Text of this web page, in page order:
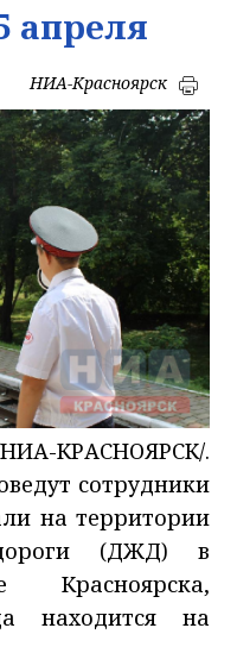
апреля
НИА-Красноярск
КРАСНОЯРСК/.
сотрудники
на территории
(ДЖД) в
Красноярска,
находится на